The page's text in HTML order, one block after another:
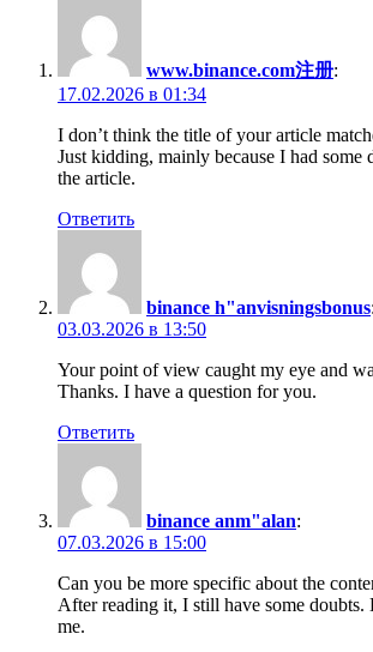
www.binance.com注册:
17.02.2026 в 01:34
I don’t think the title of your article
Just kidding, mainly because I had some
the article.
Ответить
binance h"anvisningsbonus:
03.03.2026 в 13:50
Your point of view caught my eye and
Thanks. I have a question for you.
Ответить
binance anm"alan:
07.03.2026 в 15:00
Can you be more specific about the
After reading it, I still have some doubts.
me.